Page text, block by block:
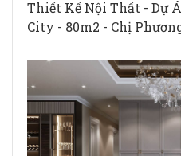
Thiết Kế Nội Thất - Dự
City - 80m2 - Chị